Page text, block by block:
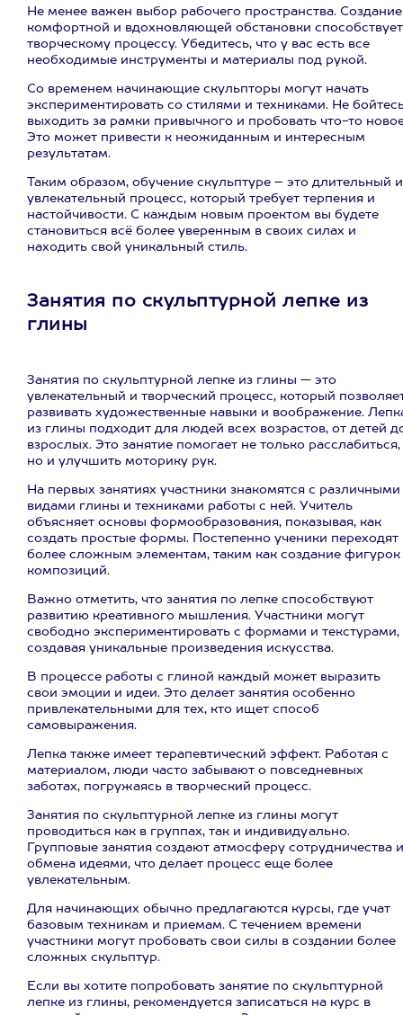
Не менее важен выбор рабочего пространства. Создание
комфортной и вдохновляющей обстановки способствует
творческому процессу. Убедитесь, что у вас есть все
необходимые инструменты и материалы под рукой.
Со временем начинающие скульпторы могут начать
экспериментировать со стилями и техниками. Не
выходить за рамки привычного и пробовать что-то
Это может привести к неожиданным и интересным
результатам.
Таким образом, обучение скульптуре – это длительный и
увлекательный процесс, который требует терпения и
настойчивости. С каждым новым проектом вы будете
становиться всё более уверенным в своих силах и
находить свой уникальный стиль.
Занятия по скульптурной лепке из
глины
Занятия по скульптурной лепке из глины — это
увлекательный и творческий процесс, который
развивать художественные навыки и воображение.
из глины подходит для людей всех возрастов, от детей
взрослых. Это занятие помогает не только расслабиться,
но и улучшить моторику рук.
На первых занятиях участники знакомятся с различными
видами глины и техниками работы с ней. Учитель
объясняет основы формообразования, показывая, как
создать простые формы. Постепенно ученики переходят
более сложным элементам, таким как создание фигурок
композиций.
Важно отметить, что занятия по лепке способствуют
развитию креативного мышления. Участники могут
свободно экспериментировать с формами и текстурами,
создавая уникальные произведения искусства.
В процессе работы с глиной каждый может выразить
свои эмоции и идеи. Это делает занятия особенно
привлекательными для тех, кто ищет способ
самовыражения.
Лепка также имеет терапевтический эффект. Работая с
материалом, люди часто забывают о повседневных
заботах, погружаясь в творческий процесс.
Занятия по скульптурной лепке из глины могут
проводиться как в группах, так и индивидуально.
Групповые занятия создают атмосферу сотрудничества и
обмена идеями, что делает процесс еще более
увлекательным.
Для начинающих обычно предлагаются курсы, где учат
базовым техникам и приемам. С течением времени
участники могут пробовать свои силы в создании более
сложных скульптур.
Если вы хотите попробовать занятие по скульптурной
лепке из глины, рекомендуется записаться на курс в